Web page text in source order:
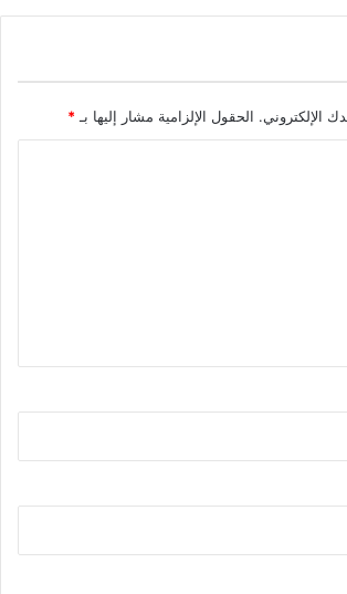
الإلكتروني. الحقول الإلزامية مشار إليها بـ*